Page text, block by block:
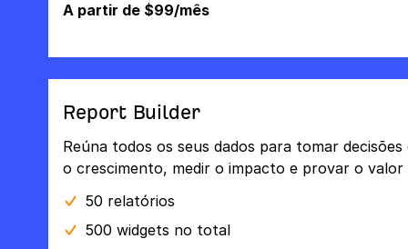
A partir de $99/mês
Report Builder
Reúna todos os seus dados para tomar
o crescimento, medir o impacto e provar o
50 relatórios
500 widgets no total